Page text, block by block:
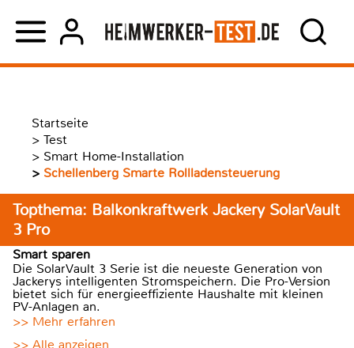
Startseite
> Test
> Smart Home-Installation
> Schellenberg Smarte Rollladensteuerung
Topthema: Balkonkraftwerk Jackery SolarVault
3 Pro
Smart sparen
Die SolarVault 3 Serie ist die neueste Generation von
Jackerys intelligenten Stromspeichern. Die Pro-Version
bietet sich für energieeffiziente Haushalte mit kleinen
PV-Anlagen an.
>> Mehr erfahren
>> Alle anzeigen